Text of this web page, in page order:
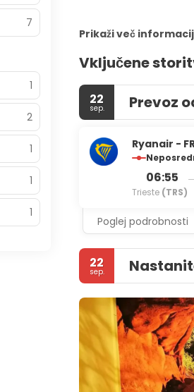
Prikaži več informacij
Vključene
22
sep. Prevoz
Ryanair -
06:55
Trieste (TRS)
Poglej podrobnosti
22
sep.
7
1
2
1
1
1